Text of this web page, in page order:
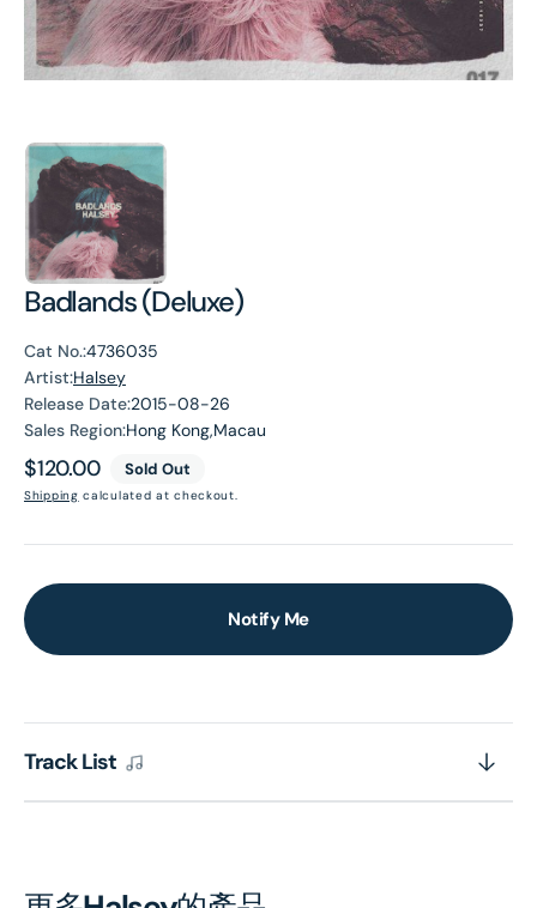
Badlands (Deluxe)
Cat No.:4736035
Artist:Halsey
Release Date:2015-08-26
Sales Region:Hong Kong,Macau
Regular
price
$120.00 Sold Out
Shipping calculated at checkout.
Notify Me
Track List